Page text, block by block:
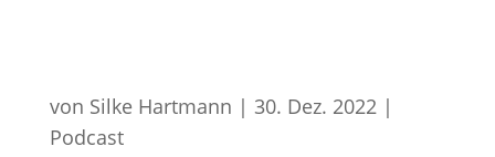
von Silke Hartmann | 30. Dez. 2022|
Podcast